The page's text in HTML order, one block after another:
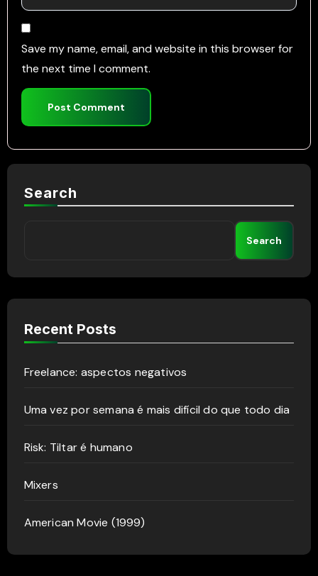
Save my name, email, and website in this browser for
the next time I comment.
Search
Search
Recent Posts
Freelance: aspectos negativos
Uma vez por semana é mais difícil do que todo dia
Risk: Tiltar é humano
Mixers
American Movie (1999)